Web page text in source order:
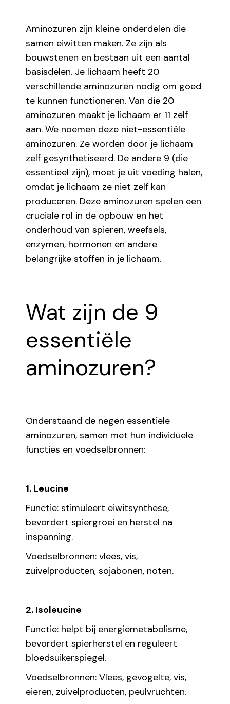
Aminozuren zijn kleine onderdelen die
samen eiwitten maken. Ze zijn als
bouwstenen en bestaan uit een aantal
basisdelen. Je lichaam heeft 20
verschillende aminozuren nodig om goed
te kunnen functioneren. Van die 20
aminozuren maakt je lichaam er 11 zelf
aan. We noemen deze niet-essentiële
aminozuren. Ze worden door je lichaam
zelf gesynthetiseerd. De andere 9 (die
essentieel zijn), moet je uit voeding halen,
omdat je lichaam ze niet zelf kan
produceren. Deze aminozuren spelen een
cruciale rol in de opbouw en het
onderhoud van spieren, weefsels,
enzymen, hormonen en andere
belangrijke stoffen in je lichaam.
Wat zijn de 9
essentiële
aminozuren?
Onderstaand de negen essentiële
aminozuren, samen met hun individuele
functies en voedselbronnen:
1. Leucine
Functie: stimuleert eiwitsynthese,
bevordert spiergroei en herstel na
inspanning.
Voedselbronnen: vlees, vis,
zuivelproducten, sojabonen, noten.
2. Isoleucine
Functie: helpt bij energiemetabolisme,
bevordert spierherstel en reguleert
bloedsuikerspiegel.
Voedselbronnen: Vlees, gevogelte, vis,
eieren, zuivelproducten, peulvruchten.